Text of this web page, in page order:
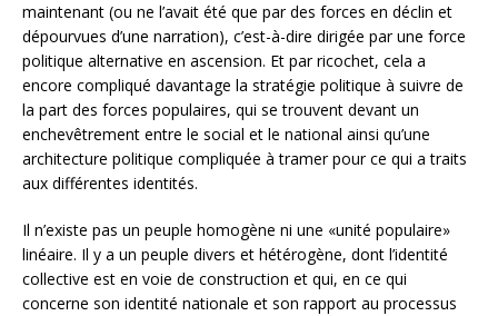
maintenant (ou ne l’avait été que par des forces en déclin et
dépourvues d’une narration), c’est-à-dire dirigée par une force
politique alternative en ascension. Et par ricochet, cela a
encore compliqué davantage la stratégie politique à suivre de
la part des forces populaires, qui se trouvent devant un
enchevêtrement entre le social et le national ainsi qu’une
architecture politique compliquée à tramer pour ce qui a traits
aux différentes identités.
Il n’existe pas un peuple homogène ni une «unité populaire»
linéaire. Il y a un peuple divers et hétérogène, dont l’identité
collective est en voie de construction et qui, en ce qui
concerne son identité nationale et son rapport au processus